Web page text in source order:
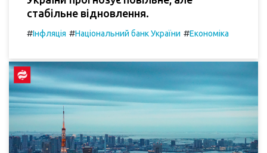
стабільне відновлення.
#Інфляція #Національний банк України #Економіка